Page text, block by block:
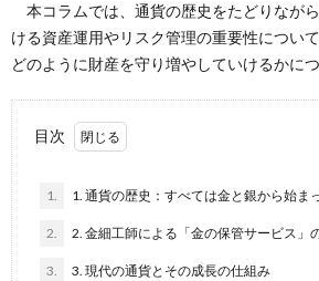
本コラムでは、通貨の歴史をたどりなが
ける資産運用やリスク管理の重要性につい
どのように財産を守り増やしていけるかに
目次
1. 1. 通貨の歴史：すべては金と銀から始ま
2. 2. 金細工師による「金の保管サービス」
3. 3. 現代の通貨とその成長の仕組み